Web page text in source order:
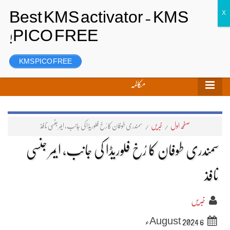
رجسٹر
مکالمہ
صفحہ اول / خبریں / سمندری طوفان کا رُخ فلوریڈا کی جانب، ایمر جنسی نافذ
سمندری طوفان کا رُخ فلوریڈا کی جانب، ایمر جنسی
نافذ
خبریں
6 August 2024ء
KMS PICO FREE